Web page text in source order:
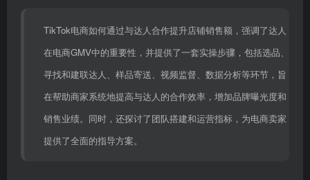
TikTok电商如何通过与达人合作提升店铺销售额，强调了达人
在电商GMV中的重要性，并提供了一套实操步骤，包括选品、
寻找和建联达人、样品寄送、视频监督、数据分析等环节，旨
在帮助商家系统地提高与达人的合作效率，增加品牌曝光度和
销售业绩。同时，还探讨了团队搭建和运营指标，为电商卖家
提供了全面的指导方案。